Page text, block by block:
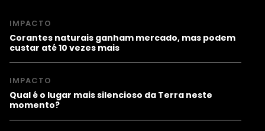
IMPACTO
Corantes naturais ganham mercado, mas podem
custar até 10 vezes mais
IMPACTO
Qual é o lugar mais silencioso da Terra neste
momento?